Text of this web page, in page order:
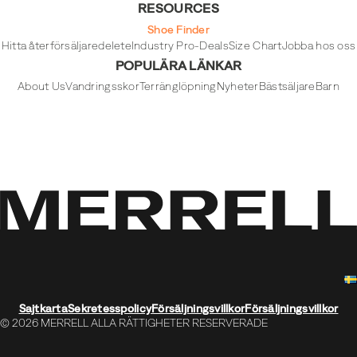
RESOURCES
Shoe Finder
Hitta återförsäljaredeleteIndustry Pro-DealsSize ChartJobba hos oss
POPULÄRA LÄNKAR
About UsVandringsskorTerränglöpningNyheterBästsäljareBarn
SajtkartaSekretesspolicyFörsäljningsvillkorFörsäljningsvillkor
© 2026 MERRELL ALLA RÄTTIGHETER RESERVERADE